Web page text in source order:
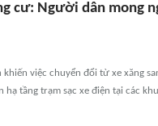
cư: Người dân mong
việc chuyển đổi từ xe xăng
tầng trạm sạc xe điện tại các